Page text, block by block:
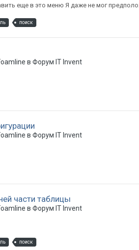
еще в это меню Я даже не мог
поиск
в Форум IT Invent
в Форум IT Invent
части таблицы
в Форум IT Invent
поиск